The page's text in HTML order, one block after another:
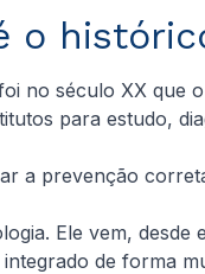
o
no século XX que
para estudo,
a prevenção
Ele vem,
de forma